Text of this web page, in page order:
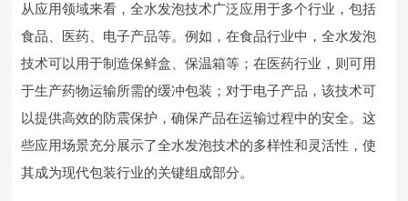
从应用领域来看，全水发泡技术广泛应用于多个行业，包括
食品、医药、电子产品等。例如，在食品行业中，全水发泡
技术可以用于制造保鲜盒、保温箱等；在医药行业，则可用
于生产药物运输所需的缓冲包装；对于电子产品，该技术可
以提供高效的防震保护，确保产品在运输过程中的安全。这
些应用场景充分展示了全水发泡技术的多样性和灵活性，使
其成为现代包装行业的关键组成部分。